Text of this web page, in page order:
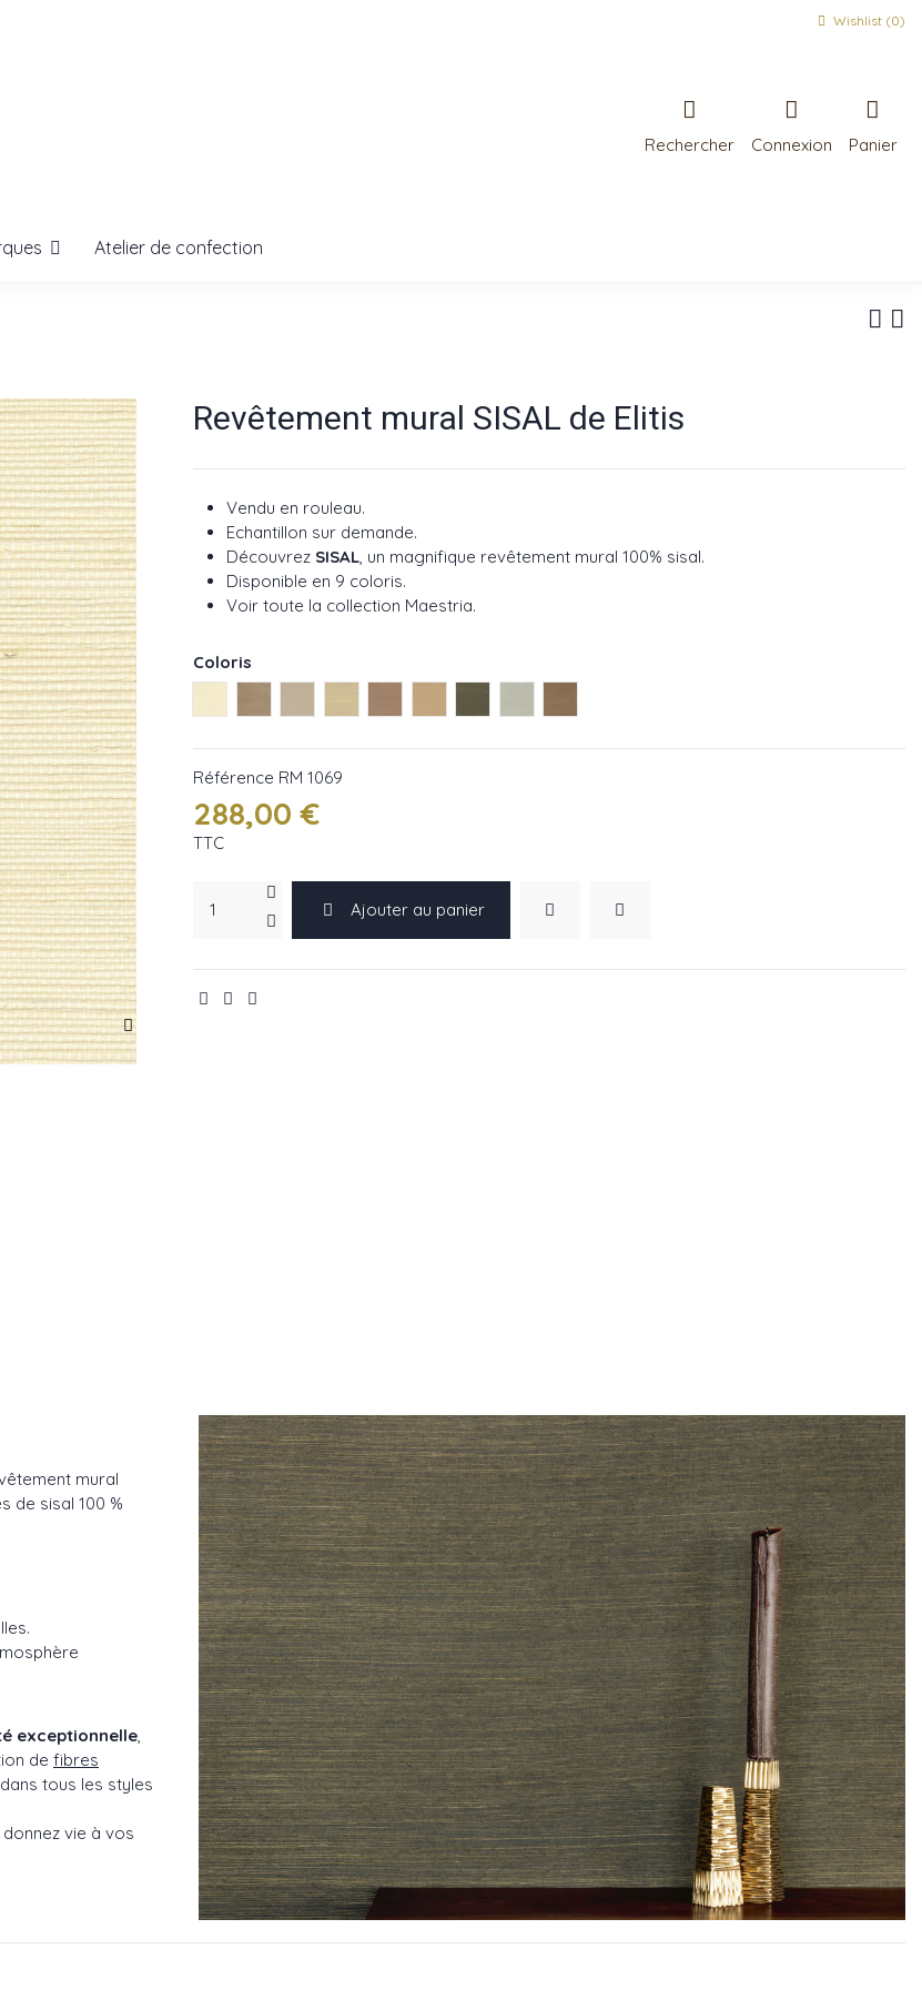
Wishlist (0)
Rechercher Connexion Panier
Atelier de confection
Revêtement mural SISAL de Elitis
Vendu en rouleau.
Echantillon sur demande.
Découvrez SISAL, un magnifique revêtement mural 100% sisal.
Disponible en 9 coloris.
Voir toute la collection Maestria.
Coloris
Référence RM 1069
288,00 €
TTC
Ajouter au panier
mural
de sisal 100 %
exceptionnelle,
de fibres
tous les styles
vie à vos